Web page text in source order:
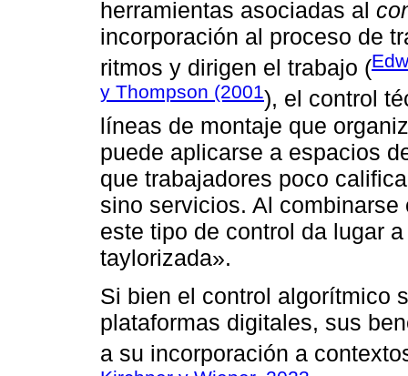
herramientas asociadas al
incorporación al proceso de
ritmos y dirigen el trabajo (
y Thompson (2001), el control
líneas de montaje que
puede aplicarse a espacios
que trabajadores poco
sino servicios. Al
este tipo de control da lugar
taylorizada».
Si bien el control algorítmico
plataformas digitales, sus
a su incorporación a